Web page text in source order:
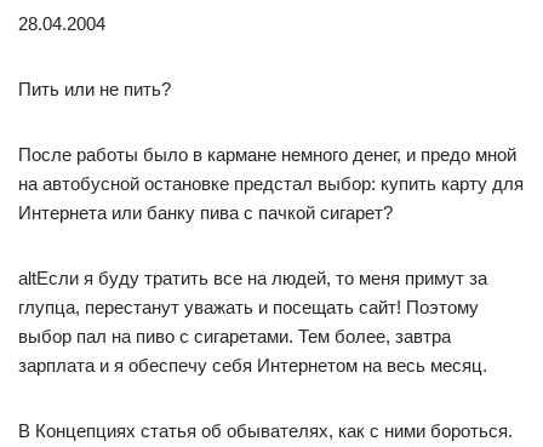
28.04.2004
Пить или не пить?
После работы было в кармане немного денег, и предо мной
на автобусной остановке предстал выбор: купить карту для
Интернета или банку пива с пачкой сигарет?
altЕсли я буду тратить все на людей, то меня примут за
глупца, перестанут уважать и посещать сайт! Поэтому
выбор пал на пиво с сигаретами. Тем более, завтра
зарплата и я обеспечу себя Интернетом на весь месяц.
В Концепциях статья об обывателях, как с ними бороться.